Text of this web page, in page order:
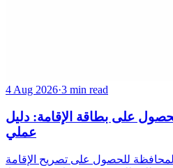
4 Aug 2026·3 min read
على بطاقة الإقامة: دليل
عملي
للحصول على تصريح الإقامة